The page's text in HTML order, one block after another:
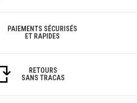
PAIEMENTS SÉCURISÉS
ET RAPIDES
RETOURS
SANS TRACAS